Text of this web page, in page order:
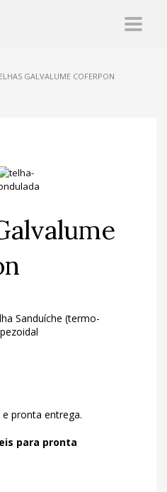
GALVALUME COFERPON
Sanduíche (termo-
pronta entrega.
para pronta